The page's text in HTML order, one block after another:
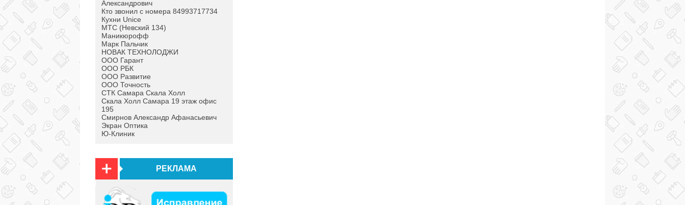
Александрович
Кто звонил с номера 84993717734
Кухни Unice
МТС (Невский 134)
Маникюрофф
Марк Пальчик
НОВАК ТЕХНОЛОДЖИ
ООО Гарант
ООО РБК
ООО Развитие
ООО Точность
СТК Самара Скала Холл
Скала Холл Самара 19 этаж офис
195
Смирнов Александр Афанасьевич
Экран Оптика
Ю-Клиник
РЕКЛАМА